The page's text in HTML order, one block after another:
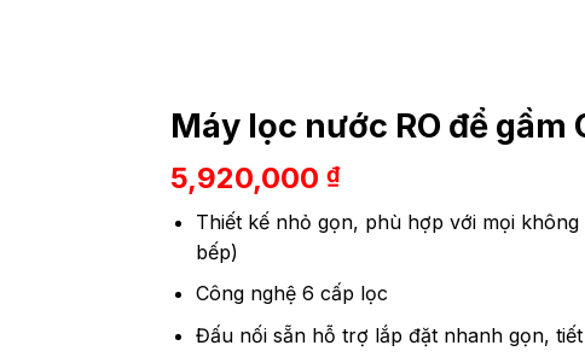
Máy lọc nước RO để gầm
5,920,000 ₫
Thiết kế nhỏ gọn, phù hợp với mọi
bếp)
Công nghệ 6 cấp lọc
Đấu nối sẵn hỗ trợ lắp đặt nhanh gọn,